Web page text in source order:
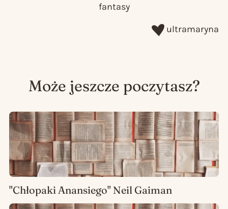
fantasy
ultramaryna
Może jeszcze poczytasz?
"Chłopaki Anansiego" Neil Gaiman